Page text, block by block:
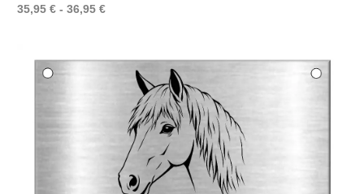
35,95 € - 36,95 €